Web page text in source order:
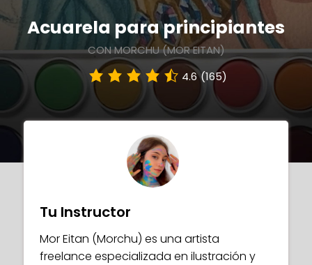
Acuarela para principiantes
CON MORCHU (MOR EITAN)
4.6 (165)
Tu Instructor
Mor Eitan (Morchu) es una artista
freelance especializada en ilustración y